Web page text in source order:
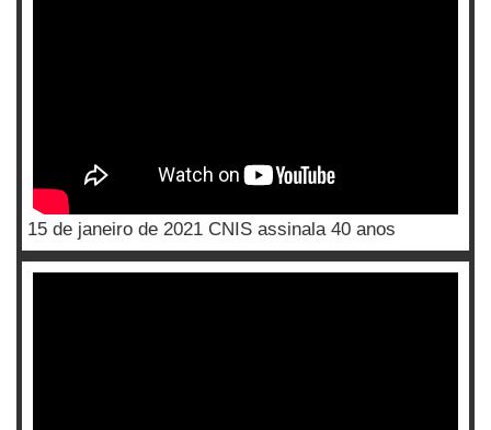
15 de janeiro de 2021 CNIS assinala 40 anos